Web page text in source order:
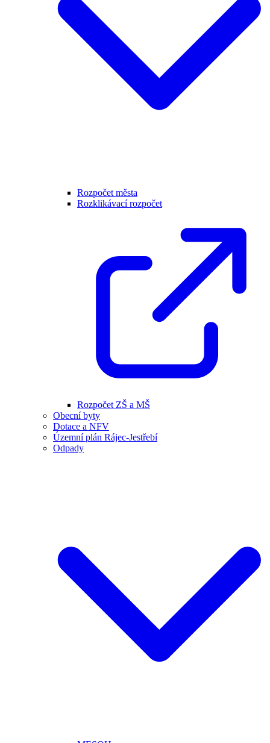
Rozpočet města
Rozklikávací rozpočet
Rozpočet ZŠ a MŠ
Obecní byty
Dotace a NFV
Územní plán Rájec-Jestřebí
Odpady